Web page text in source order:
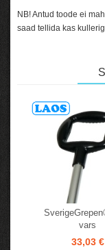
NB! Antud toode ei
saad tellida kas
vars
33,03 €